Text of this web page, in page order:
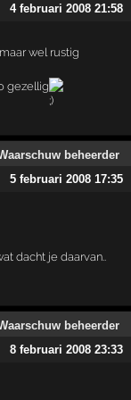
4 februari 2008 21:58
wel rustig
gezellig
5 februari 2008 17:35
dacht je daarvan..
8 februari 2008 23:33